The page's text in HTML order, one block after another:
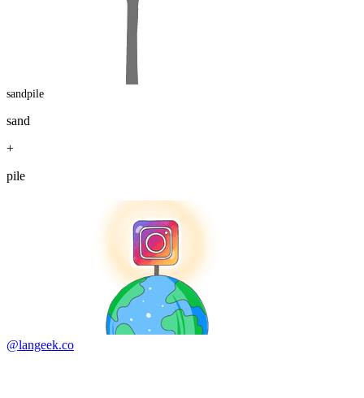
sandpile
sand
+
pile
@langeek.co